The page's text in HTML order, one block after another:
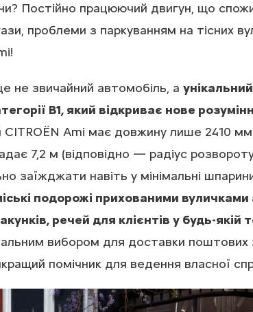
Постійно працюючий двигун, що
проблеми з паркуванням на тісних
не звичайний автомобіль, а
В1, який відкриває нове
CITROЁN Ami має довжину лише 2410
7,2 м (відповідно — радіус
заїжджати навіть у мінімальні
подорожі прихованими вуличками
речей для клієнтів у будь-якій
вибором для доставки поштових
помічник для ведення власної